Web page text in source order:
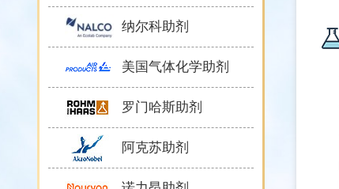
纳尔科助剂
美国气体化学助剂
罗门哈斯助剂
阿克苏助剂